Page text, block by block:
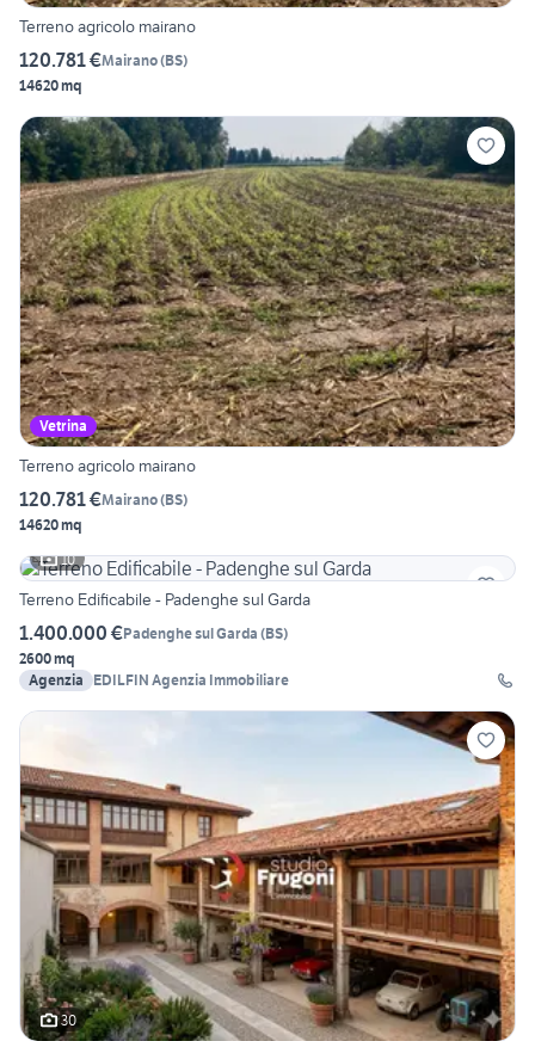
Terreno agricolo mairano
120.781 €Mairano(BS)
14620 mq
Vetrina
Terreno agricolo mairano
120.781 €Mairano(BS)
14620 mq
10
Terreno Edificabile - Padenghe sul Garda
1.400.000 €Padenghe sul Garda (BS)
2600 mq
Agenzia
EDILFIN Agenzia Immobiliare
30